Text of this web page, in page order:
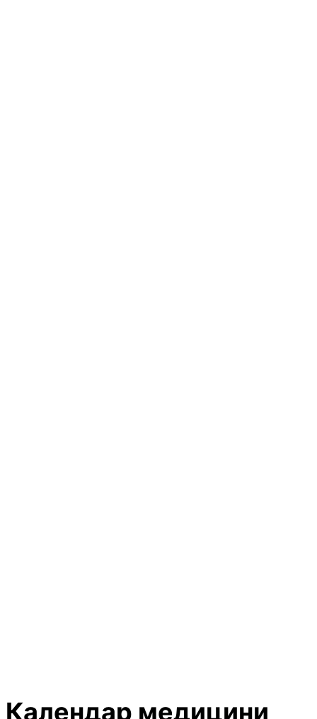
Календар медицини